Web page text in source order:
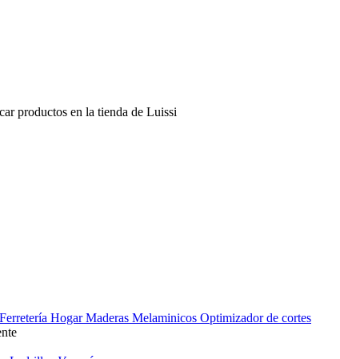
Ferretería HogarMaderas Melaminicos Optimizador de cortes